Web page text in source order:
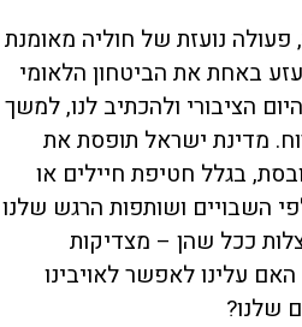
פעולה נועזת של חוליה מאומנת
באחת את הביטחון הלאומי
הציבורי ולהכתיב לנו, למשך
מדינת ישראל תופסת את
בגלל חטיפת חיילים או
השבויים ושותפות הרגש שלנו
ככל שהן – מצדיקות
עלינו לאפשר לאויבינו
שלנו?